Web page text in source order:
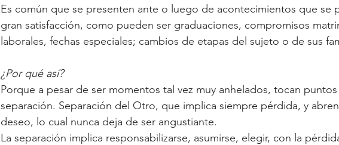
Es común que se presenten ante o luego de acontecimientos que se
gran satisfacción, como pueden ser graduaciones, compromisos
laborales, fechas especiales; cambios de etapas del sujeto o de sus
¿Por qué así?
Porque a pesar de ser momentos tal vez muy anhelados, tocan
separación. Separación del Otro, que implica siempre pérdida, y
deseo, lo cual nunca deja de ser angustiante.
La separación implica responsabilizarse, asumirse, elegir, con la